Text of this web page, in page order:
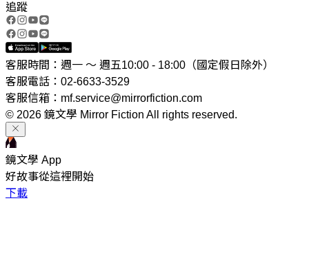
追蹤
客服時間：週一 ～ 週五10:00 - 18:00（國定假日除外）
客服電話：02-6633-3529
客服信箱：mf.service@mirrorfiction.com
© 2026 鏡文學 Mirror Fiction All rights reserved.
鏡文學 App
好故事從這裡開始
下載